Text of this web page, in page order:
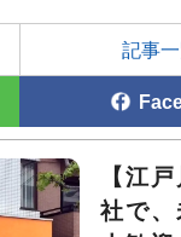
記事
【江
社で